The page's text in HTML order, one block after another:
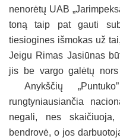
nenorėtų UAB
toną taip pat gauti
tiesiogines išmokas už
Jeigu Rimas Jasiūnas
jis be vargo galėtų
Anykščių
rungtyniausiančia
negali, nes
bendrovė, o jos